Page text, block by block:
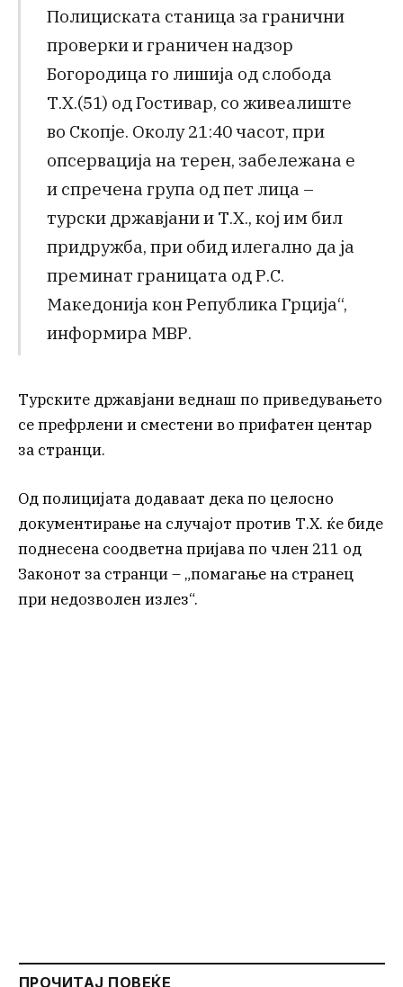
Полициската станица за гранични
проверки и граничен надзор
Богородица го лишија од слобода
Т.Х.(51) од Гостивар, со живеалиште
во Скопје. Околу 21:40 часот, при
опсервација на терен, забележана е
и спречена група од пет лица –
турски државјани и Т.Х., кој им бил
придружба, при обид илегално да ја
преминат границата од Р.С.
Македонија кон Република Грција“,
информира МВР.
Турските државјани веднаш по приведувањето
се префрлени и сместени во прифатен центар
за странци.
Од полицијата додаваат дека по целосно
документирање на случајот против Т.Х. ќе биде
поднесена соодветна пријава по член 211 од
Законот за странци – „помагање на странец
при недозволен излез“.
ПРОЧИТАЈ ПОВЕЌЕ